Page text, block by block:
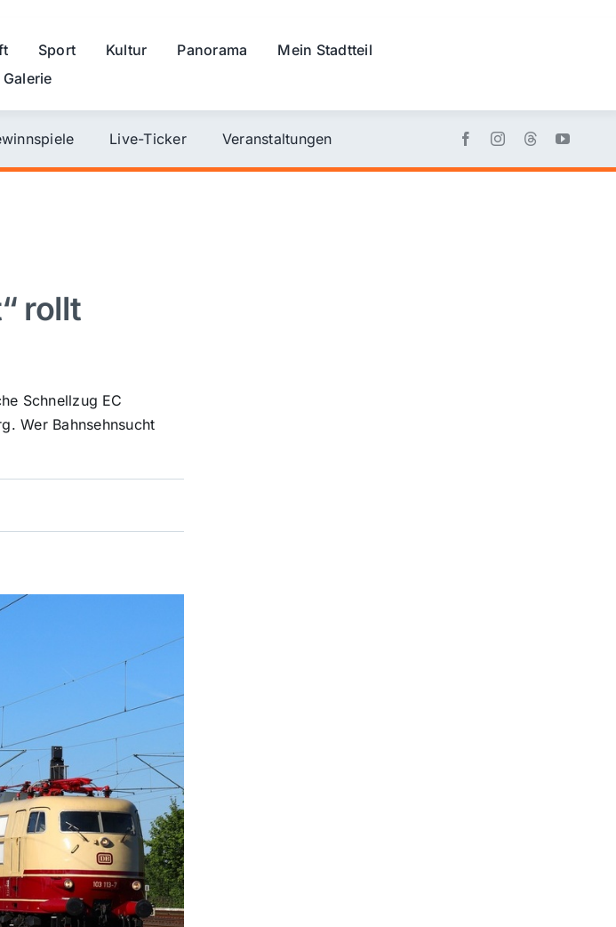
Sport Kultur Panorama
Mein Stadtteil
Galerie
Live-Ticker Veranstaltungen
rollt
Schnellzug EC
Wer Bahnsehnsucht